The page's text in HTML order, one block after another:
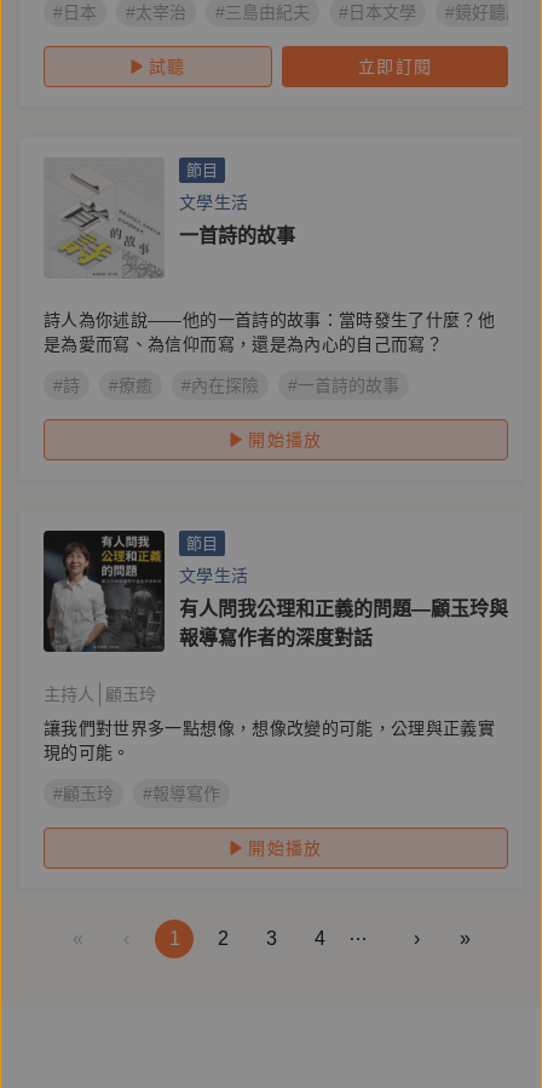
#日本 #太宰治 #三島由紀夫 #日本文學 #鏡好聽原
試聽 立即訂閱
節目
文學生活
一首詩的故事
詩人為你述說——他的一首詩的故事：當時發生了什麼？他
是為愛而寫、為信仰而寫，還是為內心的自己而寫？
#詩 #療癒 #內在探險 #一首詩的故事
開始播放
節目
文學生活
有人問我公理和正義的問題—顧玉玲與
報導寫作者的深度對話
主持人
顧玉玲
讓我們對世界多一點想像，想像改變的可能，公理與正義實
現的可能。
#顧玉玲 #報導寫作
開始播放
« ‹ 1 2 3 4 … › »